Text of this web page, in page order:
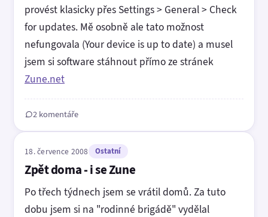
provést klasicky přes Settings > General > Check
for updates. Mě osobně ale tato možnost
nefungovala (Your device is up to date) a musel
jsem si software stáhnout přímo ze stránek
Zune.net
2 komentáře
18. července 2008 Ostatní
Zpět doma - i se Zune
Po třech týdnech jsem se vrátil domů. Za tuto
dobu jsem si na "rodinné brigádě" vydělal